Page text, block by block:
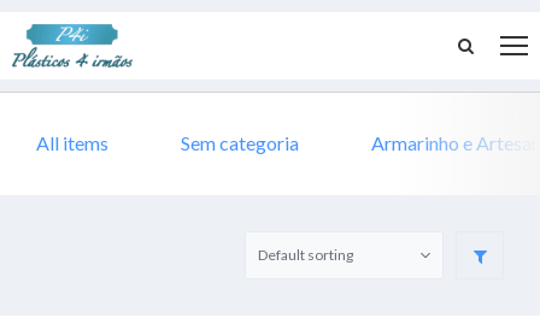
All items Sem categoria Armarinho e